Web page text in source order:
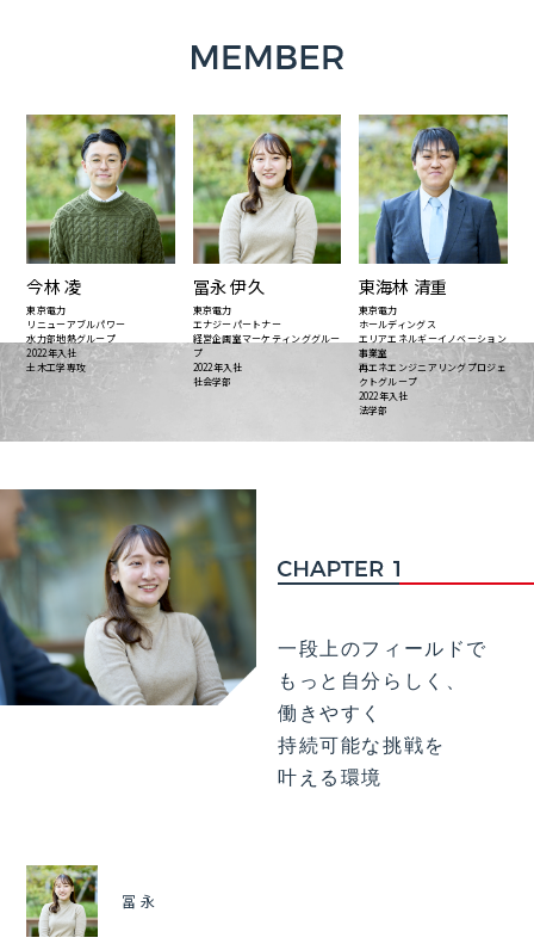
今林 凌
東京電力
リニューアブルパワー
水力部地熱グループ
2022年入社
土木工学専攻
冨永 伊久
東京電力
エナジーパートナー
経営企画室マーケティンググルー
プ
2022年入社
社会学部
東海林 清重
東京電力
ホールディングス
エリアエネルギーイノベーション
事業室
再エネエンジニアリングプロジェ
クトグループ
2022年入社
法学部
一段上のフィールドで
もっと自分らしく、
働きやすく
持続可能な挑戦を
叶える環境
冨永